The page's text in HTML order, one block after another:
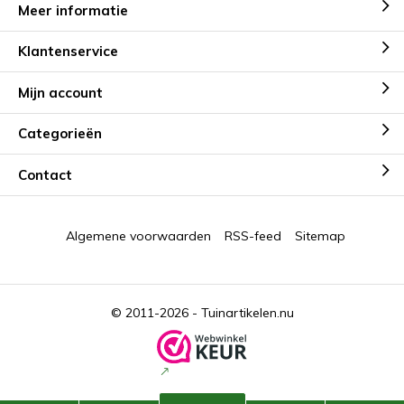
Meer informatie
Klantenservice
Mijn account
Categorieën
Contact
© 2011-2026 - Tuinartikelen.nu
Algemene voorwaarden RSS-feed Sitemap